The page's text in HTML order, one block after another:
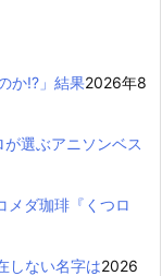
か!?」結果2026年8
が選ぶアニソンベス
メダ珈琲『くつロ
しない名字は2026